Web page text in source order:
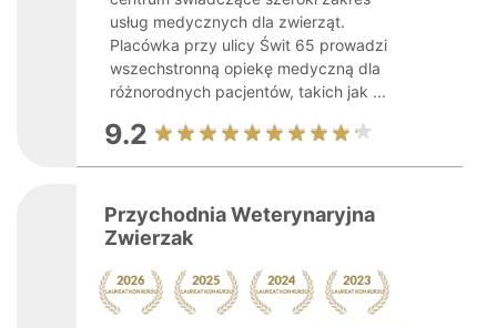
usług medycznych dla zwierząt.
Placówka przy ulicy Świt 65 prowadzi
wszechstronną opiekę medyczną dla
różnorodnych pacjentów, takich jak ...
9.2
Przychodnia Weterynaryjna
Zwierzak